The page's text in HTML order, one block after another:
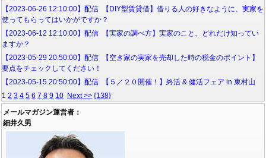
【2023-06-26 12:10:00】配信 【DIY型賃貸借】借りる人の好きなように、実家を
使ってもらってはいかがですか？
【2023-06-12 12:10:00】配信 【実家の調べ方】実家のこと、どれだけ知ってい
ますか？
【2023-05-29 20:50:00】配信 【空き家の実家を売却した時の税金のポイント】
要点をチェックしてください！
【2023-05-15 20:50:00】配信 【５／２０開催！】終活 & 健活フェア in 東村山
1 2 3 4 5 6 7 8 9 10 Next >> {138}
メールマガジン運営者：
細井久男